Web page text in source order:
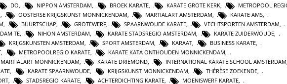
DO NIPPON AMSTERDAM BROEK KARATE KARATE GROTE KERK METROPOOL
OOSTERSE KRIJGSKUNST MONNICKENDAM MARTIALART AMSTERDAM KARATE AMS
BUURTSCHAP GROTEWERF SPAARNWOUDE KARATE VECHTSPORTEN AMSTERDAM
TE, NIHON AMSTERDAM, KARATE STADSREGIO AMSTERDAM, KARATE ZUIDERWOUDE,
KRIJGSKUNSTEN AMSTERDAM, SPORT AMSTERDAM, KARAAT, BUSINESS KARATE,
, METROPOOLREGIO KARATE, KARATE KATA ONTHOUDEN MONNICKENDAM,
MARTIALART MONNICKENDAM, KARATE DRIEMOND, INTERNATIONAL KARATE SCHOOL AMSTERDAM,
, KARATE SPAARNWOUDE, KRIJGSKUNST MONNICKENDAM, THÉRÈSE ZOEKENDE,
, STADSREGIO KARATE, ACHTERDICHTING KARATE, MOENISWERF KARATE,